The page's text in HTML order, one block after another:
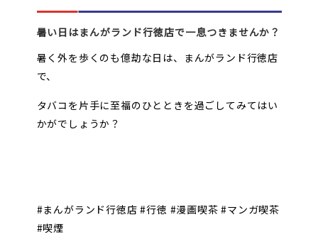
暑い日はまんがランド行徳店で一息つきませんか？
暑く外を歩くのも億劫な日は、まんがランド行徳店
で、
タバコを片手に至福のひとときを過ごしてみてはい
かがでしょうか？
#まんがランド行徳店 #行徳 #漫画喫茶 #マンガ喫茶
#喫煙